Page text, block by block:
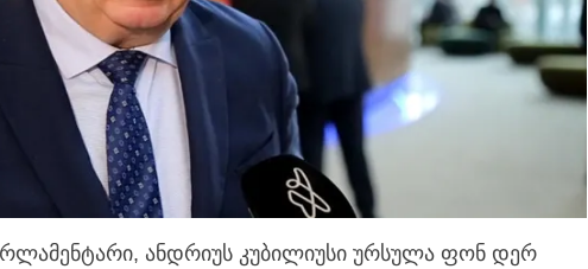
ანდრიუს კუბილიუსი ურსულა ფონ დერ